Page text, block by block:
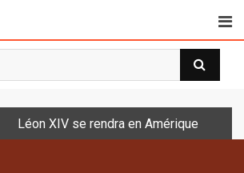
Léon XIV se rendra en Amérique latine à